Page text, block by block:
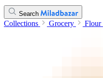
Search
Collections Grocery Flour